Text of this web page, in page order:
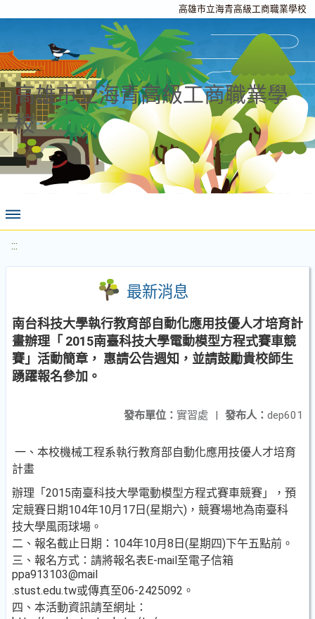
高雄市立海青高級工商職業學校
高雄市立海青高級工商職業學
校
:::
最新消息
南台科技大學執行教育部自動化應用技優人才培育計
畫辦理「 2015南臺科技大學電動模型方程式賽車競
賽」活動簡章， 惠請公告週知，並請鼓勵貴校師生
踴躍報名參加。
發布人： dep601
發布單位： 實習處 |
一、本校機械工程系執行教育部自動化應用技優人才培育
計畫
辦理「2015南臺科技大學電動模型方程式賽車競賽」，預
定競賽日期104年10月17日(星期六)，競賽場地為南臺科
技大學風雨球場。
二、報名截止日期：104年10月8日(星期四)下午五點前。
三、報名方式：請將報名表E-mail至電子信箱
ppa913103@mail
.stust.edu.tw或傳真至06-2425092。
四、本活動資訊請至網址：